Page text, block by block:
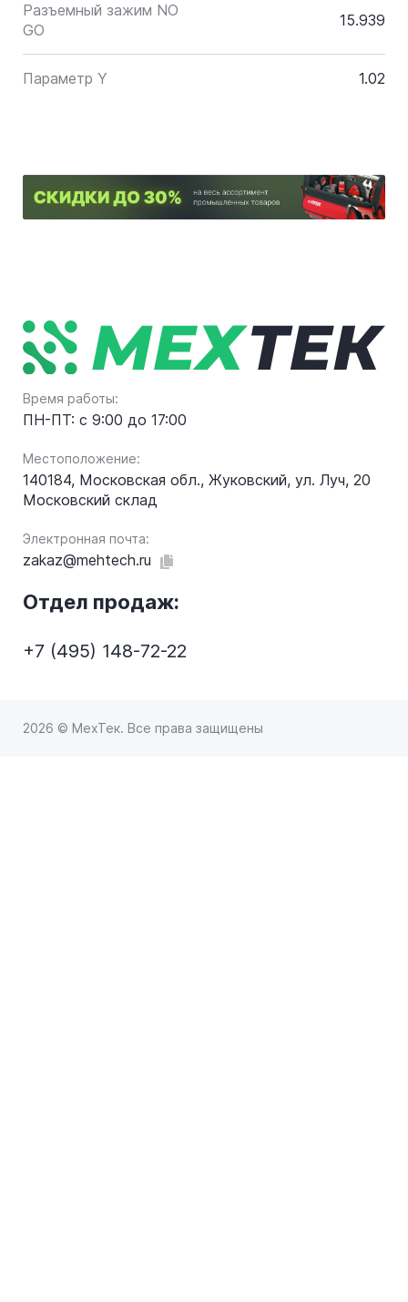
Разъемный зажим NO
GO
15.939
Параметр Y 1.02
Время работы:
ПН-ПТ: с 9:00 до 17:00
Местоположение:
140184, Московская обл., Жуковский, ул. Луч, 20
Московский склад
Электронная почта:
zakaz@mehtech.ru
Отдел продаж:
+7 (495) 148-72-22
2026 © МехТек. Все права защищены